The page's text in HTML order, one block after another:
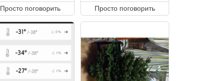
Просто поговорить Просто поговорить